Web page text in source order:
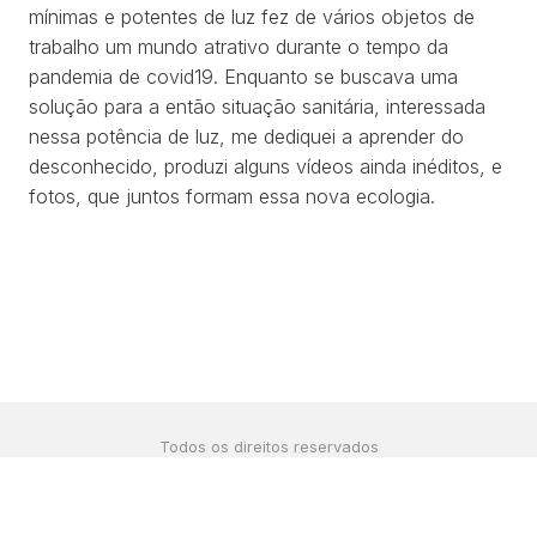
mínimas e potentes de luz fez de vários objetos de
trabalho um mundo atrativo durante o tempo da
pandemia de covid19. Enquanto se buscava uma
solução para a então situação sanitária, interessada
nessa potência de luz, me dediquei a aprender do
desconhecido, produzi alguns vídeos ainda inéditos, e
fotos, que juntos formam essa nova ecologia.
Todos os direitos reservados